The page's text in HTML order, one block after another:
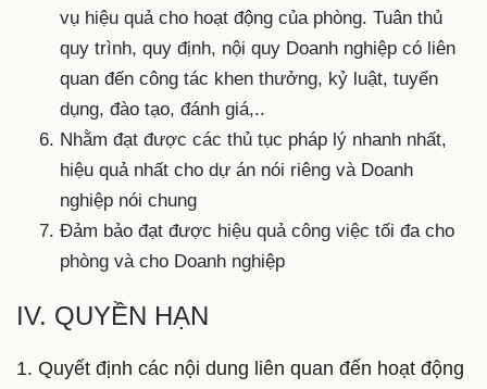
vụ hiệu quả cho hoạt động của phòng. Tuân thủ
quy trình, quy định, nội quy Doanh nghiệp có liên
quan đến công tác khen thưởng, kỷ luật, tuyển
dụng, đào tạo, đánh giá,..
Nhằm đạt được các thủ tục pháp lý nhanh nhất,
hiệu quả nhất cho dự án nói riêng và Doanh
nghiệp nói chung
Đảm bảo đạt được hiệu quả công việc tối đa cho
phòng và cho Doanh nghiệp
IV. QUYỀN HẠN
1. Quyết định các nội dung liên quan đến hoạt động